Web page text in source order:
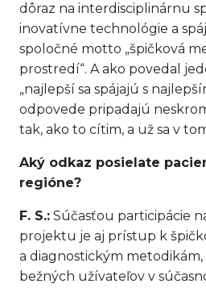
dôraz na interdisciplinárnu
inovatívne technológie a
spoločné motto „špičková
prostredí“. A ako povedal
„najlepší sa spájajú s
odpovede pripadajú
tak, ako to cítim, a už sa v
Aký odkaz posielate
regióne?
F. S.: Súčasťou participácie
projektu je aj prístup k
a diagnostickým
bežných užívateľov v